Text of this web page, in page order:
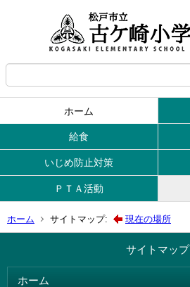
ホーム
給食
いじめ防止対策
ＰＴＡ活動
ホーム サイトマップ: 現在の場所
サイトマップ
ホーム